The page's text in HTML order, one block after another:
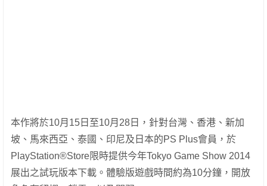
本作將於10月15日至10月28日，針對台灣、香港、新加
坡、馬來西亞、泰國、印尼及日本的PS Plus會員，於
PlayStation®Store限時提供今年Tokyo Game Show 2014
展出之試玩版本下載。體驗版遊戲時間約為10分鐘，開放